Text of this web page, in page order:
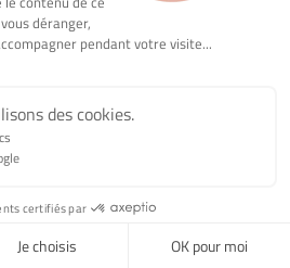
est possible sans dénuder la
externe (la désignation de l'article est
le pôle positif). Ces règles évitent toute
(sertissage / contact).
ADR.
170 PVC / PVC 2X6 mm²
les fonctionnalités, vous devez
SERMES.